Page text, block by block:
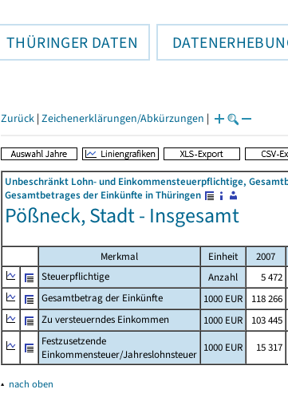
THÜRINGER DATEN
Zurück | Zeichenerklärungen/Abkürzungen |
Unbeschränkt Lohn- und Einkommensteuerpflichtige,
Gesamtbetrages der Einkünfte in Thüringen
Pößneck, Stadt - Insgesamt
Merkmal Einheit 2007
Steuerpflichtige
Anzahl 5 472
Gesamtbetrag der Einkünfte
1000 EUR 118 266
Zu versteuerndes Einkommen
1000 EUR 103 445
Festzusetzende
Einkommensteuer/Jahreslohnsteuer
1000 EUR 15 317
▴ nach oben